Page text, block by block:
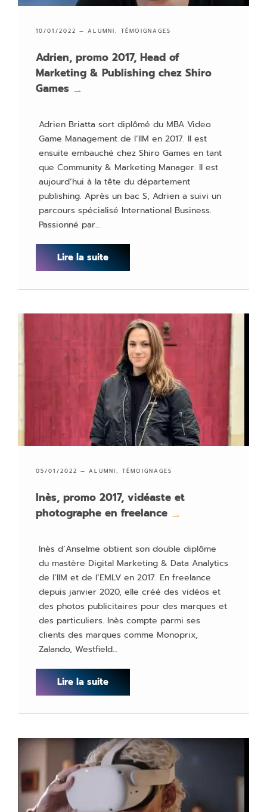
10/01/2022 —ALUMNI,TÉMOIGNAGES
Adrien, promo 2017, Head of
Marketing & Publishing chez Shiro
Games →
Adrien Briatta sort diplômé du MBA Video
Game Management de l’IIM en 2017. Il est
ensuite embauché chez Shiro Games en tant
que Community & Marketing Manager. Il est
aujourd’hui à la tête du département
publishing. Après un bac S, Adrien a suivi un
parcours spécialisé International Business.
Passionné par…
Lire la suite
05/01/2022 —ALUMNI,TÉMOIGNAGES
Inès, promo 2017, vidéaste et
photographe en freelance →
Inès d’Anselme obtient son double diplôme
du mastère Digital Marketing & Data Analytics
de l’IIM et de l’EMLV en 2017. En freelance
depuis janvier 2020, elle créé des vidéos et
des photos publicitaires pour des marques et
des particuliers. Inès compte parmi ses
clients des marques comme Monoprix,
Zalando, Westfield…
Lire la suite